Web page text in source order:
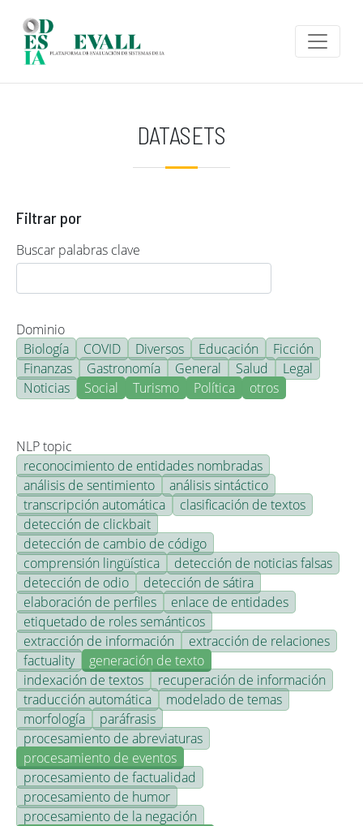
DATASETS
Filtrar por
Buscar palabras clave
Dominio
Biología
COVID Diversos Educación
Ficción
Finanzas
Gastronomía General Salud
Legal
Noticias
Social Turismo Política otros
NLP topic
reconocimiento de entidades nombradas
análisis de sentimiento
análisis sintáctico
transcripción automática
clasificación de textos
detección de clickbait
detección de cambio de código
comprensión lingüística
detección de noticias falsas
detección de odio
detección de sátira
elaboración de perfiles
enlace de entidades
etiquetado de roles semánticos
extracción de información
extracción de relaciones
factuality
generación de texto
indexación de textos
recuperación de información
traducción automática
modelado de temas
morfología
paráfrasis
procesamiento de abreviaturas
procesamiento de eventos
procesamiento de factualidad
procesamiento de humor
procesamiento de la negación